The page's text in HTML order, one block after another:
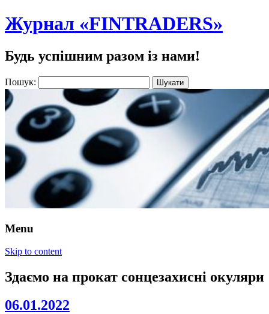
Журнал «FINTRADERS»
Будь успішним разом із нами!
Пошук:
Menu
Skip to content
Здаємо на прокат сонцезахисні окуляри
06.01.2022